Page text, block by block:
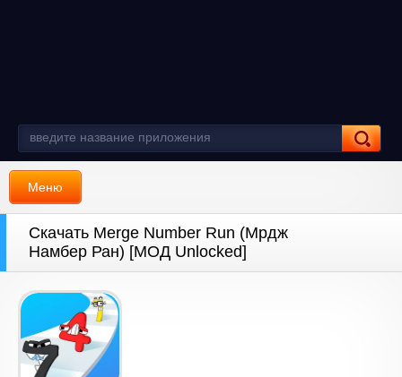
Меню
Скачать Merge Number Run (Мрдж
Намбер Ран) [МОД Unlocked]